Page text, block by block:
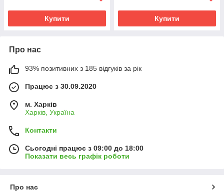
Купити Купити
Про нас
93% позитивних з 185 відгуків за рік
Працює з 30.09.2020
м. Харків
Харків, Україна
Контакти
Сьогодні працює з 09:00 до 18:00
Показати весь графік роботи
Про нас